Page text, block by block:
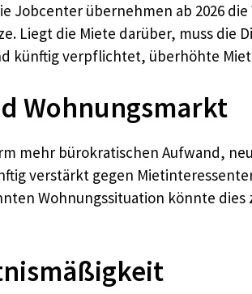
Jobcenter übernehmen ab 2026
Liegt die Miete darüber, muss
künftig verpflichtet, überhöhte
Wohnungsmarkt
mehr bürokratischen Aufwand,
verstärkt gegen
Wohnungssituation könnte